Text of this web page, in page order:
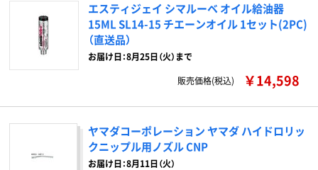
エスティジェイ シマルーベ オイル給油器
15ML SL14-15 チエーンオイル 1セット(2PC)
（直送品）
お届け日：8月25日（火）まで
販売価格(税込)
￥14,598
ヤマダコーポレーション ヤマダ ハイドロリッ
クニップル用ノズル CNP
お届け日：8月11日（火）